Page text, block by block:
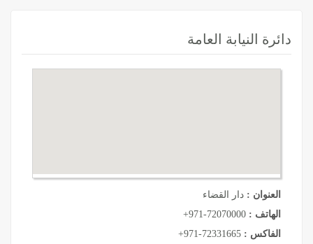
دائرة النيابة العامة
العنوان : دار القضاء
الهاتف : +971-72070000
الفاكس : +971-72331665